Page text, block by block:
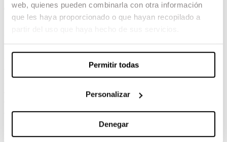
web, quienes pueden combinarla con otra información
que les haya proporcionado o que hayan recopilado a
Permitir todas
Personalizar
Denegar
Tokyo
Si no has estado en Tokyo, Tokyo puede ser cualquier cosa… el
ojos… o el título de una historia….
Alex Rademakers · 2003 / 2003 / Cortometraje / Drama /
Carlos Vidal-Ribas, Cristina Luis Dirección de FotografíaHermes
Gemma Garcia
Xavier Escuder, David Sitges